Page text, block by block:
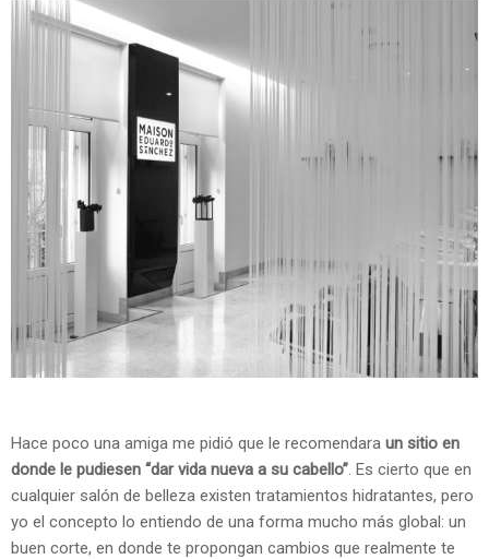
Hace poco una amiga me pidió que le recomendara un sitio en
donde le pudiesen “dar vida nueva a su cabello”. Es cierto que en
cualquier salón de belleza existen tratamientos hidratantes, pero
yo el concepto lo entiendo de una forma mucho más global: un
buen corte, en donde te propongan cambios que realmente te